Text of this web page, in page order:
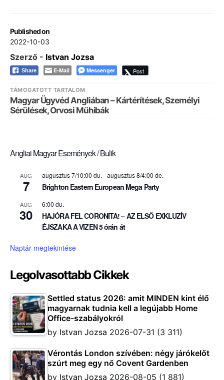
Published on
2022-10-03
Szerző - Istvan Jozsa
Share E-Mail Messenger Post
TÁMOGATOTT TARTALOM
Magyar Ügyvéd Angliában – Kártérítések, Személyi
Sérülések, Orvosi Műhibák
Angliai Magyar Események / Bulik
AUG
7
augusztus 7/10:00 du. -augusztus 8/4:00 de.
Brighton Eastern European Mega Party
AUG
30
6:00 du.
HAJÓRA FEL CORONITA! – AZ ELSŐ EXKLUZÍV
ÉJSZAKA A VIZEN 5 órán át
Naptár megtekintése
Legolvasottabb Cikkek
Settled status 2026: amit MINDEN kint élő
magyarnak tudnia kell a legújabb Home
Office-szabályokról
by Istvan Jozsa 2026-07-31 (3 311)
Vérontás London szívében: négy járókelőt
szúrt meg egy nő Covent Gardenben
by Istvan Jozsa 2026-08-05 (1 881)